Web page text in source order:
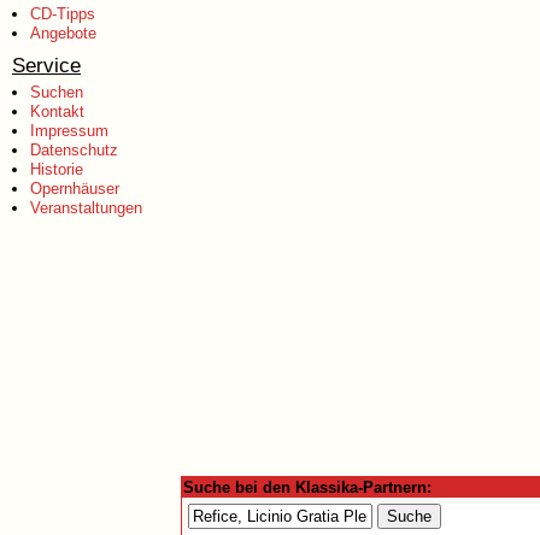
CD-Tipps
Angebote
Service
Suchen
Kontakt
Impressum
Datenschutz
Historie
Opernhäuser
Veranstaltungen
Suche bei den Klassika-Partnern: